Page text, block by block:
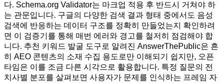
다. Schema.org Validator는 마크업 적용 후 반드시 거쳐야 하
는 관문입니다. 구글의 다양한 검색 결과 형태 중에서도 음성
검색에 반응하는 데이터 구조를 정확히 만들었는지 확인하려
면 이 검증기를 통해 매번 에러와 경고를 철저히 점검해야 합
니다. 추천 키워드 발굴 도구로 알려진 AnswerThePublic은 흔
히 AEO 콘텐츠의 소재 수집 용도로만 이해되기 쉽지만, 오픈
타임은 이를 조금 다른 시각으로 활용합니다. 특정 질문의 전
치사별 분포를 살펴보면 사용자가 문제를 인식하는 프레임 자